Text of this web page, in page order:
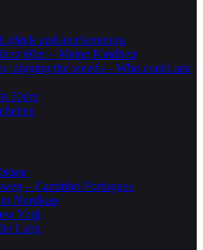
glück und anerkennung
60er – Meine Kindheit
digging the weeds – Who could ask
50ern
– Caminho Portugues
Nordkap
York
Lahn